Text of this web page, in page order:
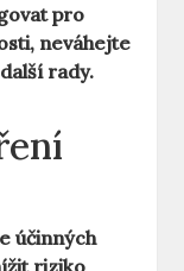
pro
neváhejte
rady.
účinných